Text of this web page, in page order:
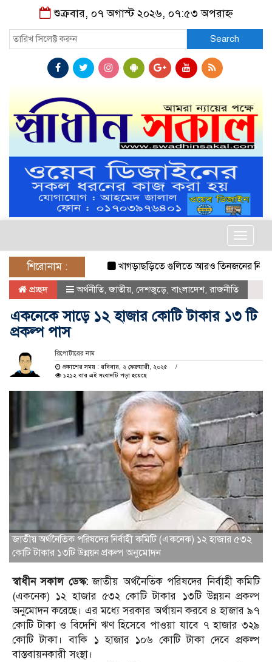
শুক্রবার, ০৭ অগাস্ট ২০২৬, ০৭:৫৩ অপরাহ্ন
Search
Toggle
শিরোনাম : খাগড়াছড়িতে গুলিতে আরও তিনজনের নিহত
প্রচ্ছদ অর্থনীতি,জাতীয়, দেশজুড়ে,বাংলাদেশ, রাজনীতি
একনেকে সাড়ে ১২ হাজার কোটি টাকার ১৩ টি
প্রকল্প পাস
রিপোটারের নাম
প্রকাশের সময় : রবিবার, ২ ফেব্রুয়ারী, ২০২৫
১২১২ বার এই সংবাদটি পড়া হয়েছে
জাতীয় অর্থনৈতিক পরিষদের নির্বাহী কমিটি (একনেক) ১২ হাজার ৫৩২
কোটি টাকার ১৩টি উন্নয়ন প্রকল্প অনুমোদন
স্বাধীন সকাল ডেস্ক:জাতীয় অর্থনৈতিক পরিষদের নির্বাহী কমিটি
(একনেক) ১২ হাজার ৫৩২ কোটি টাকার ১৩টি উন্নয়ন প্রকল্প
অনুমোদন করেছে। এর মধ্যে সরকার অর্থায়ন করবে ৪ হাজার ৯৭
কোটি টাকা ও বিদেশি ঋণ হিসেবে পাওয়া যাবে ৭ হাজার ৩২৯
কোটি টাকা। বাকি ১ হাজার ১০৬ কোটি টাকা দেবে প্রকল্প
বাস্তবায়নকারী সংস্থা।